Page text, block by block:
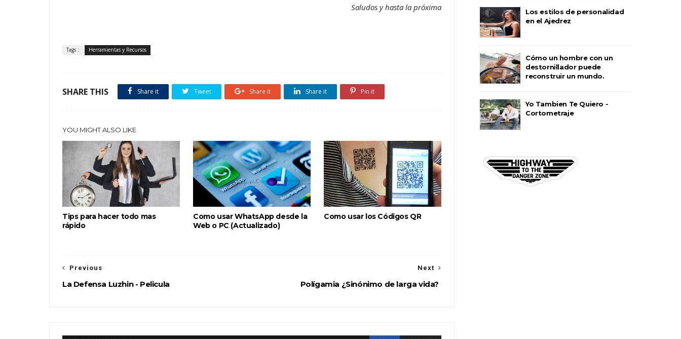
Saludos y hasta la próxima
Tags : Herramientas y Recursos
SHARE THIS Share it Tweet Share it Share it Pin it
YOU MIGHT ALSO LIKE
Tips para hacer todo mas
rápido
Como usar WhatsApp desde la
Web o PC (Actualizado)
Como usar los Códigos QR
Next
Polígamia ¿Sinónimo de larga vida?
Previous
La Defensa Luzhin - Pelicula
Los estilos de personalidad
en el Ajedrez
Cómo un hombre con un
destornillador puede
reconstruir un mundo.
Yo Tambien Te Quiero -
Cortometraje